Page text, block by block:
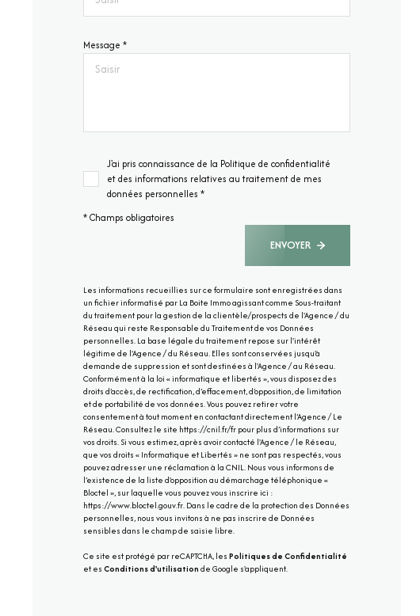
Message *
J'ai pris connaissance de la Politique de confidentialité
et des informations relatives au traitement de mes
données personnelles *
* Champs obligatoires
ENVOYER
Les informations recueillies sur ce formulaire sont enregistrées dans
un fichier informatisé par La Boite Immo agissant comme Sous-traitant
du traitement pour la gestion de la clientèle/prospects de l'Agence / du
Réseau qui reste Responsable du Traitement de vos Données
personnelles. La base légale du traitement repose sur l'intérêt
légitime de l'Agence / du Réseau. Elles sont conservées jusqu'à
demande de suppression et sont destinées à l'Agence / au Réseau.
Conformément à la loi « informatique et libertés », vous disposez des
droits d’accès, de rectification, d’effacement, d’opposition, de limitation
et de portabilité de vos données. Vous pouvez retirer votre
consentement à tout moment en contactant directement l’Agence / Le
Réseau. Consultez le site https://cnil.fr/frpour plus d’informations sur
vos droits. Si vous estimez, après avoir contacté l'Agence / le Réseau,
que vos droits « Informatique et Libertés » ne sont pas respectés, vous
pouvez adresser une réclamation à la CNIL. Nous vous informons de
l’existence de la liste d'opposition au démarchage téléphonique «
Bloctel », sur laquelle vous pouvez vous inscrire ici :
https://www.bloctel.gouv.fr. Dans le cadre de la protection des Données
personnelles, nous vous invitons à ne pas inscrire de Données
sensibles dans le champ de saisie libre.
Ce site est protégé par reCAPTCHA, les Politiques de Confidentialité
et es Conditions d'utilisation de Google s'appliquent.